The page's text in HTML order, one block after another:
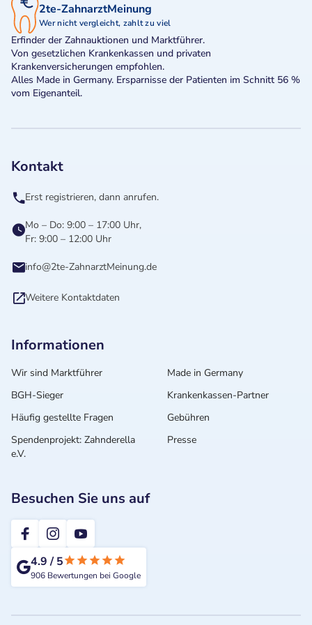
2te-ZahnarztMeinung
Wer nicht vergleicht, zahlt zu viel
Erfinder der Zahnauktionen und Marktführer.
Von gesetzlichen Krankenkassen und privaten
Krankenversicherungen empfohlen.
Alles Made in Germany. Ersparnisse der Patienten im Schnitt 56 %
vom Eigenanteil.
Kontakt
Erst registrieren, dann anrufen.
Mo – Do: 9:00 – 17:00 Uhr,
Fr: 9:00 – 12:00 Uhr
info@2te-ZahnarztMeinung.de
Weitere Kontaktdaten
Informationen
Wir sind Marktführer
Made in Germany
BGH-Sieger
Krankenkassen-Partner
Häufig gestellte Fragen
Gebühren
Spendenprojekt: Zahnderella
e.V.
Presse
Besuchen Sie uns auf
2te-ZahnarztMeinung
4.9/5
906 Bewertungen bei Google